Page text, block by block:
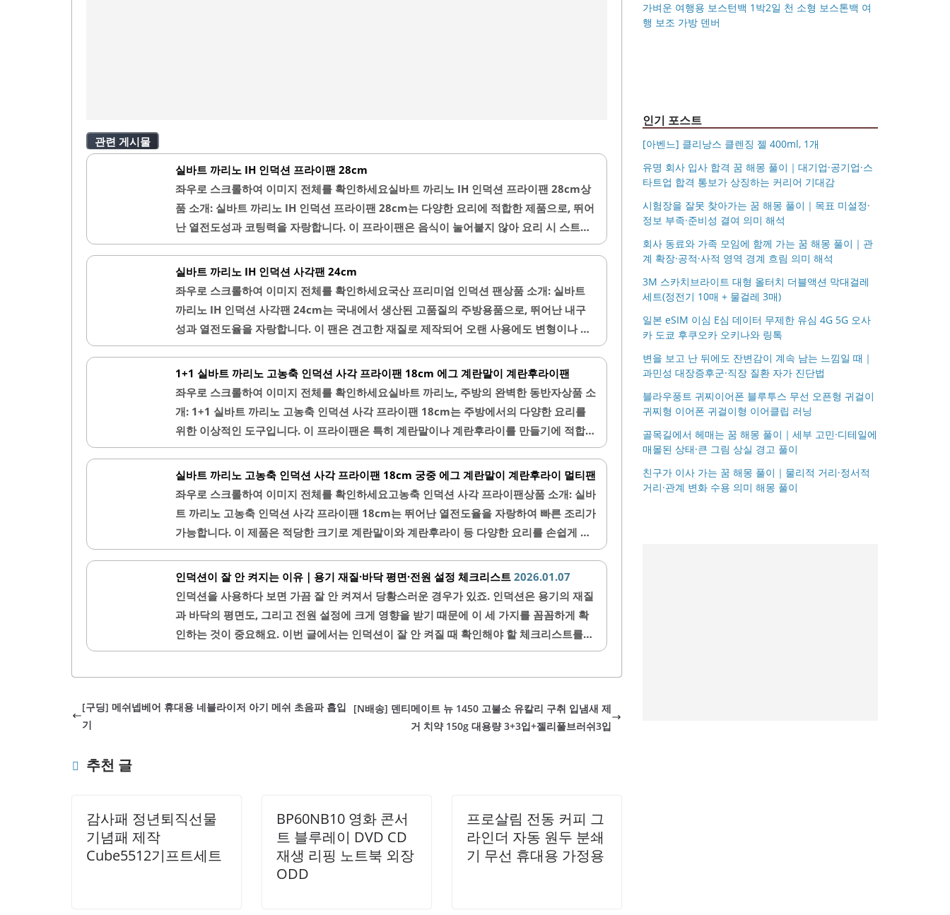
관련 게시물
실바트 까리노 IH 인덕션 프라이팬 28cm
좌우로 스크롤하여 이미지 전체를 확인하세요실바트 까리노 IH 인덕션 프라이팬 28cm상
품 소개: 실바트 까리노 IH 인덕션 프라이팬 28cm는 다양한 요리에 적합한 제품으로, 뛰어
난 열전도성과 코팅력을 자랑합니다. 이 프라이팬은 음식이 눌어붙지 않아 요리 시 스트레
스를 최소화하며, 고르게 익히는 데 도움을 줍니다. 또한, 깊이 있는 디자인으로 인해 다양
한 요리를 편리하게 조리할 수 있습니다.손잡이는 그립감이 우수하여 사용 시 편안함을 제
공합니다. 이 제품은 인덕션과 호환되며, 빠른 가열이 가능하여 효율적인 요리가 가능합니
다. 실바트 까리노 프라이팬은 내구성이 뛰어나며, 오랜 사용에도 변형이 적고 코팅이 잘
유지됩니다.디자인 또한 세련되어 주방의 분위기를 한층 높여줍니다. 이 프라이팬은 1인분
이..
실바트 까리노 IH 인덕션 사각팬 24cm
좌우로 스크롤하여 이미지 전체를 확인하세요국산 프리미엄 인덕션 팬상품 소개: 실바트
까리노 IH 인덕션 사각팬 24cm는 국내에서 생산된 고품질의 주방용품으로, 뛰어난 내구
성과 열전도율을 자랑합니다. 이 팬은 견고한 재질로 제작되어 오랜 사용에도 변형이나 손
상이 적습니다. 두께감이 있어 강한 불에서도 타지 않고, 고르게 열이 전달되어 요리의 맛
을 극대화합니다.넉넉한 사이즈는 계란말이, 볶음요리, 파스타 등 다양한 요리를 손쉽게 할
수 있도록 도와줍니다. 깊이감이 있어 국물 요리도 가능하며, 멀티팬으로서의 활용성이 뛰
어납니다. 기름 없이도 부드럽게 구워지는 특성 덕분에 건강한 요리를 추구하는 분들에게
적합합니다.손잡이는 그립감이 좋고 미끄럽지 않아 편안하게 사용할 수 있습니다. 이 팬은
인해 음식이 잘..
1+1 실바트 까리노 고농축 인덕션 사각 프라이팬 18cm 에그 계란말이 계란후라이팬
좌우로 스크롤하여 이미지 전체를 확인하세요실바트 까리노, 주방의 완벽한 동반자상품 소
개: 1+1 실바트 까리노 고농축 인덕션 사각 프라이팬 18cm는 주방에서의 다양한 요리를
위한 이상적인 도구입니다. 이 프라이팬은 특히 계란말이나 계란후라이를 만들기에 적합한
디자인으로, 사각 형태가 음식의 모양을 잡는 데 도움을 줍니다. 메이드 인 코리아 제품으
로, 높은 품질과 신뢰성을 자랑합니다.뛰어난 코팅력 덕분에 음식이 잘 달라붙지 않으며,
예열 속도가 빠릅니다. 손잡이는 부드러운 나무로 제작되어 그립감이 우수하고, 사용 시 편
안한 느낌을 제공합니다. 나무 손잡이는 물에 오래 담가두지 않고 즉시 세척 후 말려주는
것이 좋습니다.내부 모서리가 둥글게 디자인되어 있어 음식물이 잘 끼지 않으며, 세척이 용
실바트 까리노 고농축 인덕션 사각 프라이팬 18cm 궁중 에그 계란말이 계란후라이 멀티팬
좌우로 스크롤하여 이미지 전체를 확인하세요고농축 인덕션 사각 프라이팬상품 소개: 실바
트 까리노 고농축 인덕션 사각 프라이팬 18cm는 뛰어난 열전도율을 자랑하여 빠른 조리가
가능합니다. 이 제품은 적당한 크기로 계란말이와 계란후라이 등 다양한 요리를 손쉽게 할
수 있도록 설계되었습니다. 특히, 초보자도 쉽게 사용할 수 있는 디자인으로, 요리 시 모양
잡기가 용이합니다.1~2인 가구나 자취하시는 분들께 적합한 사이즈로, 스팸이나 간단한
반찬을 조리하는 데 매우 유용합니다. 팬의 예열 시 약불에서 기름을 충분히 둘러주면 음식
이 덜 달라붙는 효과가 있습니다. 중불 이상의 열을 사용할 경우 타는 현상이 발생할 수 있
으므로 중약불에서 사용하는 것이 좋습니다.사용 후에는 부드러운 수세미로 세척하여 코팅
인덕션이 잘 안 켜지는 이유｜용기 재질·바닥 평면·전원 설정 체크리스트 2026.01.07
인덕션을 사용하다 보면 가끔 잘 안 켜져서 당황스러운 경우가 있죠. 인덕션은 용기의 재질
과 바닥의 평면도, 그리고 전원 설정에 크게 영향을 받기 때문에 이 세 가지를 꼼꼼하게 확
인하는 것이 중요해요. 이번 글에서는 인덕션이 잘 안 켜질 때 확인해야 할 체크리스트를
자세히 알려드리려 해요. 인덕션 사용에 어려움이 있으신 분들은 꼭 참고하시면 좋아요.1.
율적으로 열을 전달할 수 있어서 잘 작동해요. 하지만 알루미늄, 스테인리스 중 일부, 유리
나 세라믹 재질의 용기는 인덕션에서 인식이 잘 안 되거나 열 전달이 느려서 작동하지 않을
[구딩] 메쉬넵베어 휴대용 네블라이저 아기 메쉬 초음파 흡입
기
[N배송] 덴티메이트 뉴 1450 고불소 유칼리 구취 입냄새 제
거 치약 150g 대용량 3+3입+젤리풀브러쉬3입
추천 글
감사패 정년퇴직선물
기념패 제작
Cube5512기프트세트
BP60NB10 영화 콘서
트 블루레이 DVD CD
재생 리핑 노트북 외장
ODD
프로살림 전동 커피 그
라인더 자동 원두 분쇄
기 무선 휴대용 가정용
가벼운 여행용 보스턴백 1박2일 천 소형 보스톤백 여
행 보조 가방 덴버
아키베리 몽프레 파우치
인기 포스트
[아벤느] 클리낭스 클렌징 젤 400ml, 1개
유명 회사 입사 합격 꿈 해몽 풀이｜대기업·공기업·스
타트업 합격 통보가 상징하는 커리어 기대감
시험장을 잘못 찾아가는 꿈 해몽 풀이｜목표 미설정·
정보 부족·준비성 결여 의미 해석
회사 동료와 가족 모임에 함께 가는 꿈 해몽 풀이｜관
계 확장·공적·사적 영역 경계 흐림 의미 해석
3M 스카치브라이트 대형 올터치 더블액션 막대걸레
세트(정전기 10매 + 물걸레 3매)
일본 eSIM 이심 E심 데이터 무제한 유심 4G 5G 오사
카 도쿄 후쿠오카 오키나와 링톡
변을 보고 난 뒤에도 잔변감이 계속 남는 느낌일 때｜
과민성 대장증후군·직장 질환 자가 진단법
블라우풍트 귀찌이어폰 블루투스 무선 오픈형 귀걸이
귀찌형 이어폰 귀걸이형 이어클립 러닝
골목길에서 헤매는 꿈 해몽 풀이｜세부 고민·디테일에
매몰된 상태·큰 그림 상실 경고 풀이
친구가 이사 가는 꿈 해몽 풀이｜물리적 거리·정서적
거리·관계 변화 수용 의미 해몽 풀이